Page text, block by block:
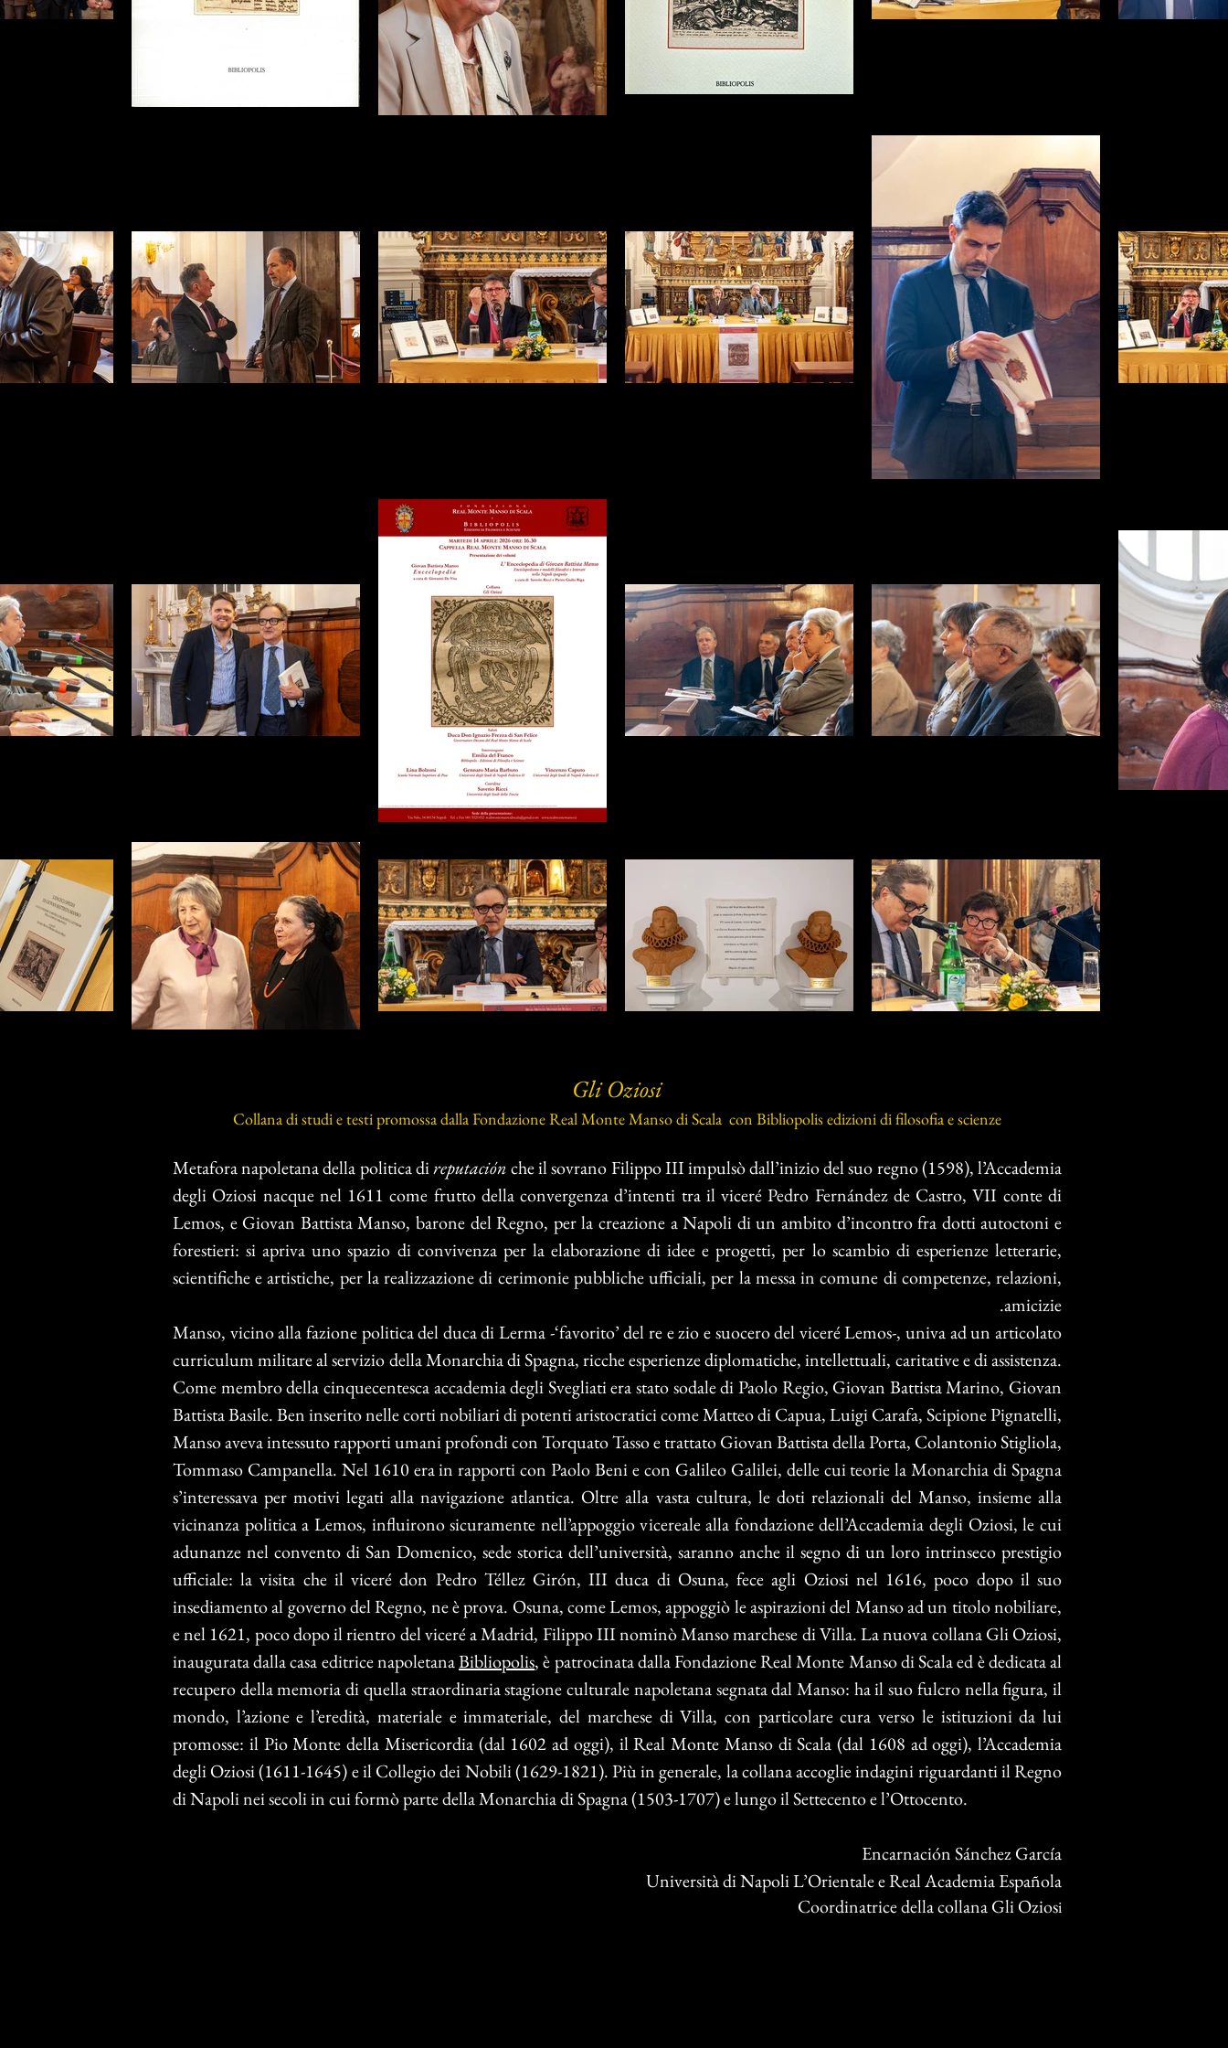
Gli Oziosi
Collana di studi e testi promossa dalla Fondazione Real Monte Manso di Scala con Bibliopolis edizioni di filosofia e scienze
Metafora napoletana della politica direputaciónche il sovrano Filippo III impulsò dall’inizio del suo regno (1598), l’Accademia
degli Oziosi nacque nel 1611 come frutto della convergenza d’intenti tra il viceré Pedro Fernández de Castro, VII conte di
Lemos, e Giovan Battista Manso, barone del Regno, per la creazione a Napoli di un ambito d’incontro fra dotti autoctoni e
forestieri: si apriva uno spazio di convivenza per la elaborazione di idee e progetti, per lo scambio di esperienze letterarie,
scientifiche e artistiche, per la realizzazione di cerimonie pubbliche ufficiali, per la messa in comune di competenze, relazioni,
amicizie.
Manso, vicino alla fazione politica del duca di Lerma -‘favorito’ del re e zio e suocero del viceré Lemos-, univa ad un articolato
curriculum militare al servizio della Monarchia di Spagna, ricche esperienze diplomatiche, intellettuali, caritative e di assistenza.
Come membro della cinquecentesca accademia degli Svegliati era stato sodale di Paolo Regio, Giovan Battista Marino, Giovan
Battista Basile. Ben inserito nelle corti nobiliari di potenti aristocratici come Matteo di Capua, Luigi Carafa, Scipione Pignatelli,
Manso aveva intessuto rapporti umani profondi con Torquato Tasso e trattato Giovan Battista della Porta, Colantonio Stigliola,
Tommaso Campanella. Nel 1610 era in rapporti con Paolo Beni e con Galileo Galilei, delle cui teorie la Monarchia di Spagna
s’interessava per motivi legati alla navigazione atlantica. Oltre alla vasta cultura, le doti relazionali del Manso, insieme alla
vicinanza politica a Lemos, influirono sicuramente nell’appoggio vicereale alla fondazione dell’Accademia degli Oziosi, le cui
adunanze nel convento di San Domenico, sede storica dell’università, saranno anche il segno di un loro intrinseco prestigio
ufficiale: la visita che il viceré don Pedro Téllez Girón, III duca di Osuna, fece agli Oziosi nel 1616, poco dopo il suo
insediamento al governo del Regno, ne è prova. Osuna, come Lemos, appoggiò le aspirazioni del Manso ad un titolo nobiliare,
e nel 1621, poco dopo il rientro del viceré a Madrid, Filippo III nominò Manso marchese di Villa.La nuova collana Gli Oziosi,
inaugurata dalla casa editrice napoletanaBibliopolis, è patrocinata dalla Fondazione Real Monte Manso di Scala ed è dedicata al
recupero della memoria di quella straordinaria stagione culturale napoletana segnata dal Manso: ha il suo fulcro nella figura, il
mondo, l’azione e l’eredità, materiale e immateriale, del marchese di Villa, con particolare cura verso le istituzioni da lui
promosse: il Pio Monte della Misericordia (dal 1602 ad oggi), il Real Monte Manso di Scala (dal 1608 ad oggi), l’Accademia
degli Oziosi (1611-1645) e il Collegio dei Nobili (1629-1821). Più in generale, la collana accoglie indagini riguardanti il Regno
di Napoli nei secoli in cui formò parte della Monarchia di Spagna (1503-1707) e lungo il Settecento e l’Ottocento.
Encarnación Sánchez García
Università di Napoli L’Orientale e Real Academia Española
Coordinatrice della collana Gli Oziosi